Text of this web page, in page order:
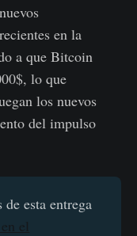
en la
a que Bitcoin
lo que
los nuevos
del impulso
esta entrega
el